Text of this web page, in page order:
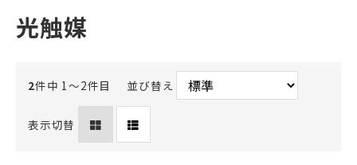
光触媒
2件中 1〜2件目 並び替え
表示切替